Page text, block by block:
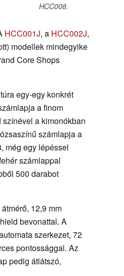
HCC008.
HCC001J, a HCC002J,
modellek mindegyike
Core Shops
egy-egy konkrét
a finom
a kimonókban
számlapja a
még egy lépéssel
számlappal
500 darabot
12,9 mm
bevonattal. A
szerkezet, 72
pontossággal. Az
pedig átlátszó,